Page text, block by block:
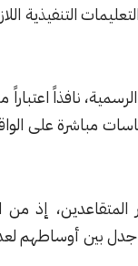
اللازمة لتطبيقه
اعتباراً من الأول من
على الواقع المعيشي
إذ من المتوقع أن
لعدم شمولهم